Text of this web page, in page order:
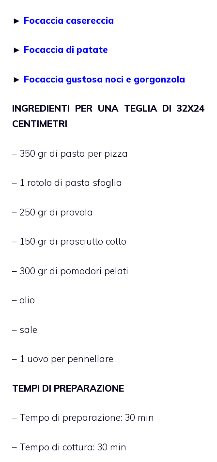
► Focaccia casereccia
► Focaccia di patate
► Focaccia gustosa noci e gorgonzola
INGREDIENTI PER UNA TEGLIA DI 32X24
CENTIMETRI
– 350 gr di pasta per pizza
– 1 rotolo di pasta sfoglia
– 250 gr di provola
– 150 gr di prosciutto cotto
– 300 gr di pomodori pelati
– olio
– sale
– 1 uovo per pennellare
TEMPI DI PREPARAZIONE
– Tempo di preparazione: 30 min
– Tempo di cottura: 30 min